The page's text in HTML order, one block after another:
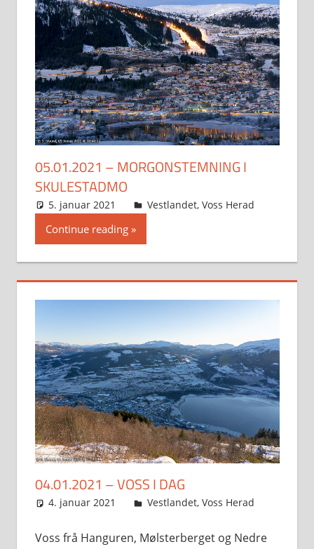
05.01.2021 – MORGONSTEMNING I
SKULESTADMO
5. januar 2021 Svein
Vestlandet, Voss Herad
Continue reading
04.01.2021 – VOSS I DAG
4. januar 2021 Svein
Vestlandet, Voss Herad
Voss frå Hanguren, Mølsterberget og Nedre